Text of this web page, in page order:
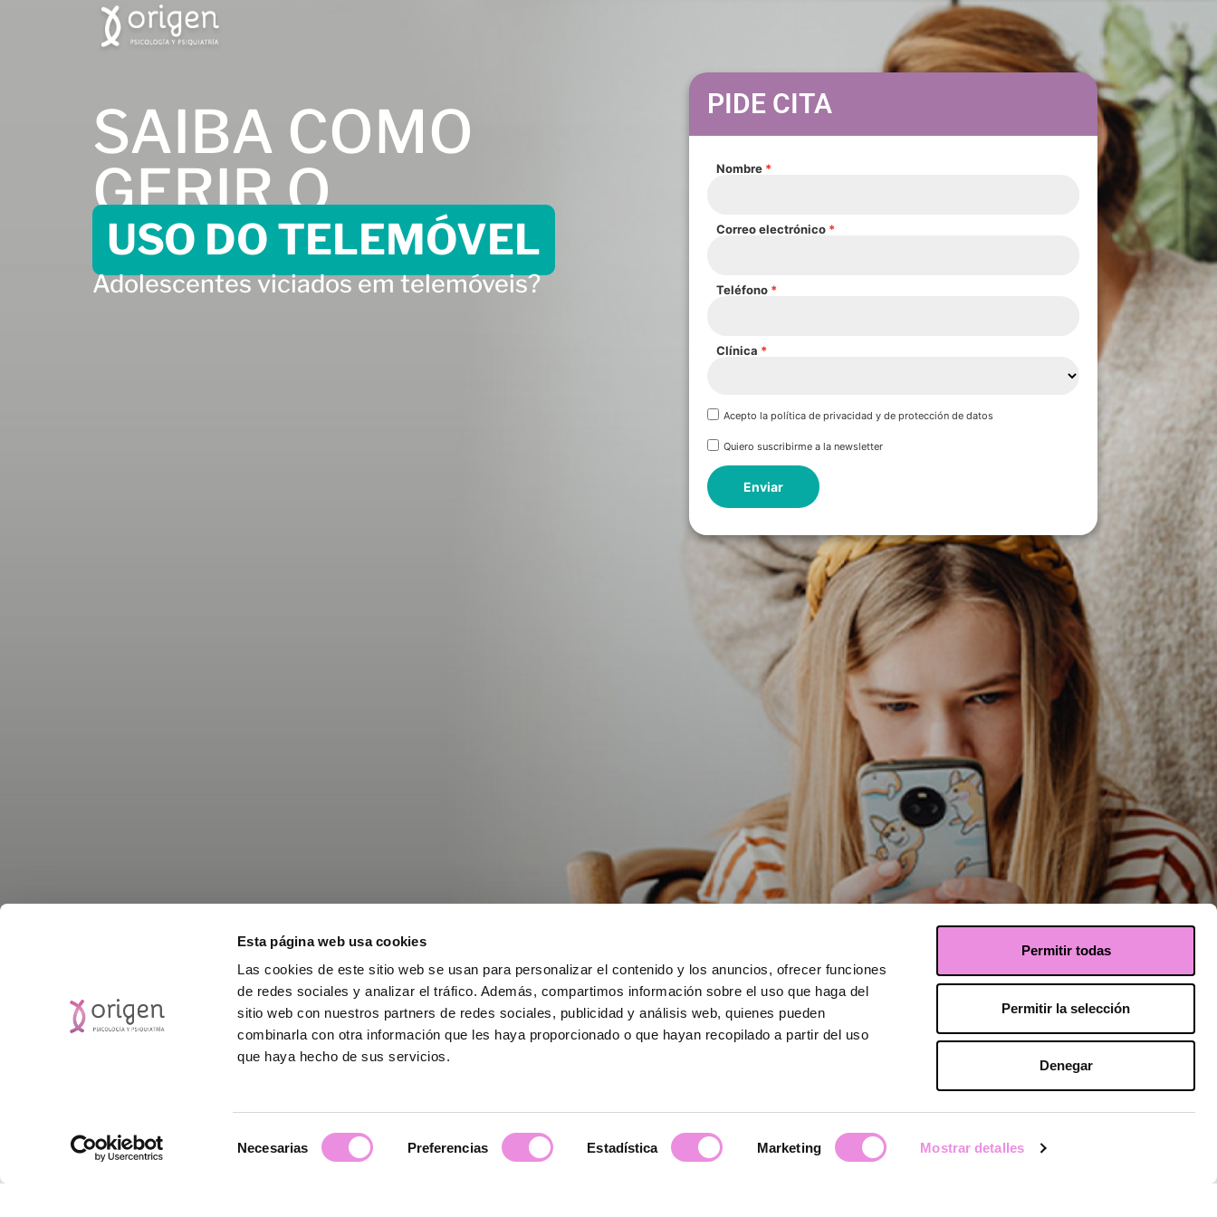
Esta página web usa cookies
Las cookies de este sitio web se usan para personalizar el contenido y los anuncios, ofrecer funciones
de redes sociales y analizar el tráfico. Además, compartimos información sobre el uso que haga del
sitio web con nuestros partners de redes sociales, publicidad y análisis web, quienes pueden
combinarla con otra información que les haya proporcionado o que hayan recopilado a partir del uso
que haya hecho de sus servicios.
de
Necesarias Preferencias Estadística Marketing Mostrar detalles
Permitir todas
Permitir la selección
Denegar
SAIBA COMO
GERIR O
USO DO TELEMÓVEL
Adolescentes viciados em telemóveis?
PIDE CITA
Nombre
Correo electrónico
Teléfono
Clínica
Acepto la política de privacidad y de protección de datos
Quiero suscribirme a la newsletter
Enviar
Este verãodespedimo-nos dos problemascausados pelo uso
21500/2022 | BEAUTY WEST DEVELOPMENTS, UNIPESSOAL LDA | NIPC: 515881120